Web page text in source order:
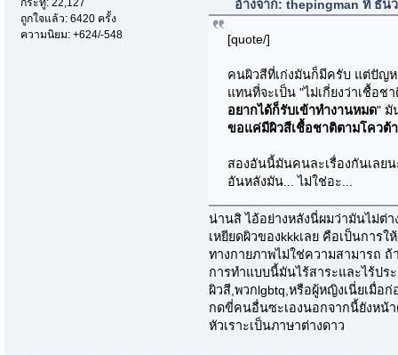
กระทู้: 22,127
ถูกใจแล้ว: 6420 ครั้ง
ความนิยม: +624/-548
อ้างจาก: thepingman ที่ ธัน
[quote/]
คนผิวสีที่เก่งมันก็มีครับ แต่ปัญ
แทนที่จะเป็น "ไม่เกี่ยงว่าเชื้อช
อยากได้ก็รับเข้าทำงานหมด" มั
ขอแค่มีผิวสีเชื้อชาติตามโควต้
สองอันนี้มันคนละเรื่องกันเลย
อันหลังมัน... ไม่ใช่อะ...
น่านสิ ไอ้อย่างหลังนี่ผมว่ามันไม่ต่
เหยียดผิวของkkkเลย คือเป็นการ
ทางกายภาพไม่ใช่ความสามารถ
การทำแบบนี้มันไร้สาระและไร้ป
ผิวสี,พวกlgbtq,หรือผู้หญิงเนี่ยเมื่
กดขี่คนอื่นซะเองนอกจากนี้ยังหน้
หัวเราะเป็นภาษาต่างดาว